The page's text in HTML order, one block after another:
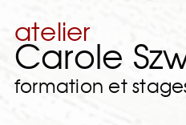
atelier
Carole
formation et